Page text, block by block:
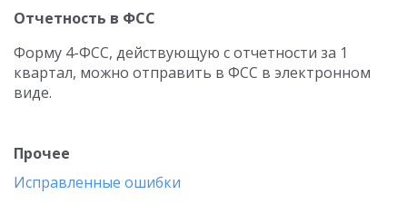
Отчетность в ФСС
Форму 4-ФСС, действующую с отчетности за 1
квартал, можно отправить в ФСС в электронном
виде.
Прочее
Исправленные ошибки